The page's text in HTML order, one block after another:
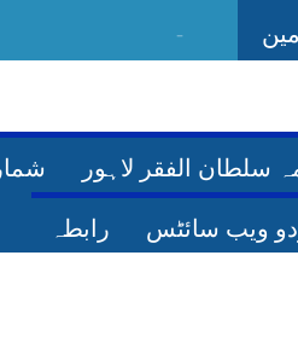
Ghazwa Badar غزوہ بدر
سلطان الفقر لاہور
ویب سائٹس رابطہ